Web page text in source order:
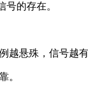
的存在。
越悬殊，信号越
。